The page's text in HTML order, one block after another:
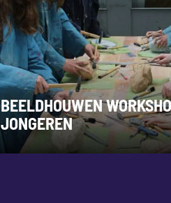
BEELDHOUWEN
JONGEREN